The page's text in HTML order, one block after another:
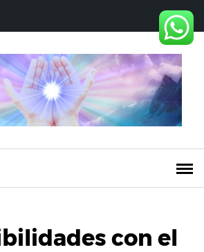
con el